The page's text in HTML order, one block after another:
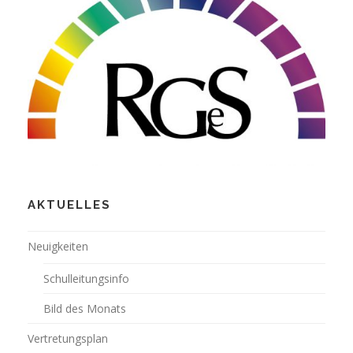
AKTUELLES
Neuigkeiten
Schulleitungsinfo
Bild des Monats
Vertretungsplan